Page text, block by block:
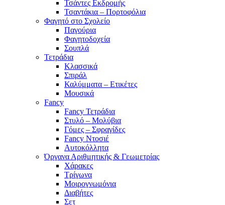
Τσάντες Εκδρομής
Τσαντάκια – Πορτοφόλια
Φαγητό στο Σχολείο
Παγούρια
Φαγητοδοχεία
Σουπλά
Τετράδια
Κλασσικά
Σπιράλ
Καλύμματα – Ετικέτες
Μουσικά
Fancy
Fancy Τετράδια
Στυλό – Μολύβια
Γόμες – Σφραγίδες
Fancy Ντοσιέ
Αυτοκόλλητα
Όργανα Αριθμητικής & Γεωμετρίας
Χάρακες
Τρίγωνα
Mοιρογνωμόνια
Διαβήτες
Σετ